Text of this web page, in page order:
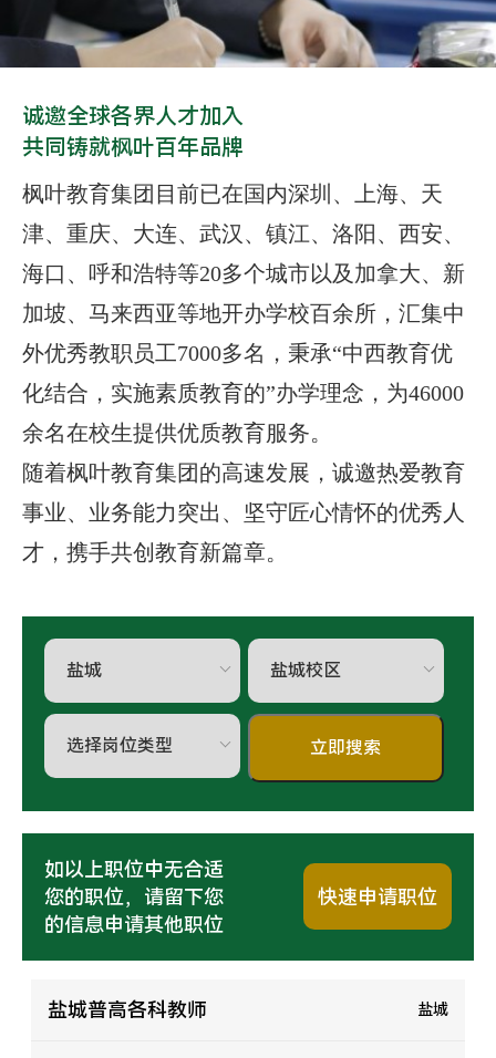
诚邀全球各界人才加入
共同铸就枫叶百年品牌
枫叶教育集团目前已在国内深圳、上海、天
津、重庆、大连、武汉、镇江、洛阳、西安、
海口、呼和浩特等20多个城市以及加拿大、新
加坡、马来西亚等地开办学校百余所，汇集中
外优秀教职员工7000多名，秉承“中西教育优
化结合，实施素质教育的”办学理念，为46000
余名在校生提供优质教育服务。
随着枫叶教育集团的高速发展，诚邀热爱教育
事业、业务能力突出、坚守匠心情怀的优秀人
才，携手共创教育新篇章。
如以上职位中无合适
您的职位，请留下您
的信息申请其他职位
快速申请职位
盐城普高各科教师 盐城